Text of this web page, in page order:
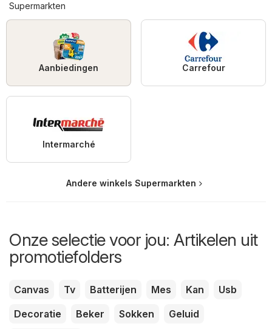
Supermarkten
Aanbiedingen Carrefour
Intermarché
Andere winkels Supermarkten
Onze selectie voor jou: Artikelen uit
promotiefolders
Canvas Tv Batterijen Mes Kan
Usb
Decoratie
Beker Sokken
Geluid